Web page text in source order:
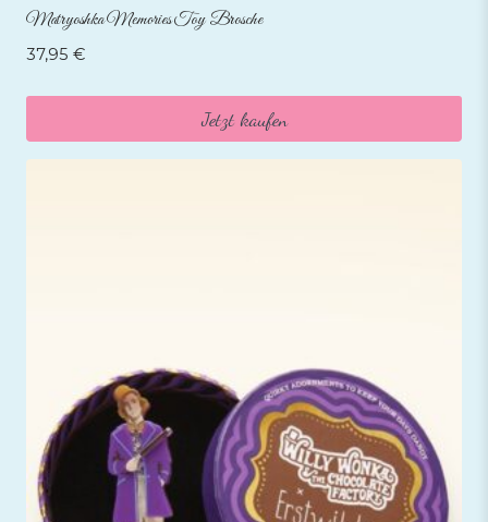
Matryoshka Memories Toy Brosche
37,95 €
Jetzt kaufen